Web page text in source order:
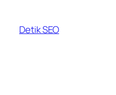
content
Detik SEO